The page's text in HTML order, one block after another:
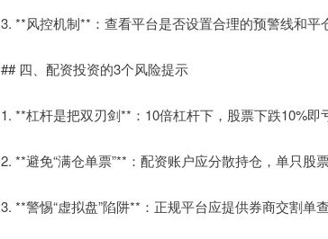
3. **风控机制**：查看平台是否设置合理的预警线和平
## 四、配资投资的3个风险提示
1. **杠杆是把双刃剑**：10倍杠杆下，股票下跌10%即
2. **避免“满仓单票”**：配资账户应分散持仓，单只股
3. **警惕“虚拟盘”陷阱**：正规平台应提供券商交割单